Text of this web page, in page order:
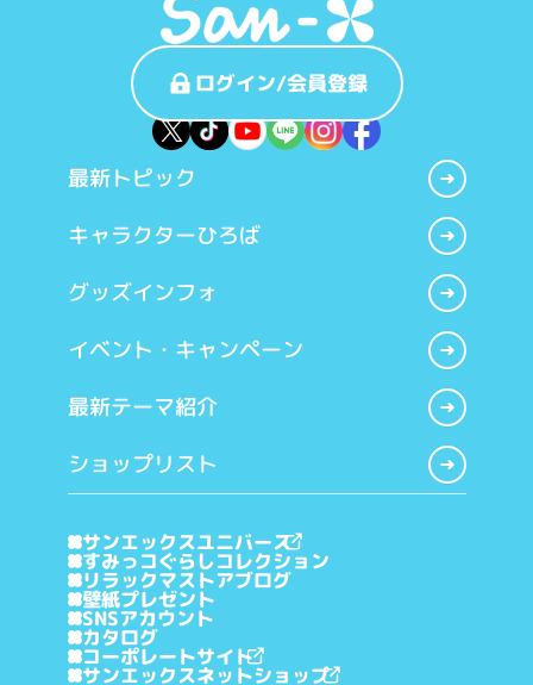
ログイン/会員登録
最新トピック
キャラクターひろば
グッズインフォ
イベント・キャンペーン
最新テーマ紹介
ショップリスト
サンエックスユニバース
すみっコぐらしコレクション
リラックマストアブログ
壁紙プレゼント
SNSアカウント
カタログ
コーポレートサイト
サンエックスネットショップ